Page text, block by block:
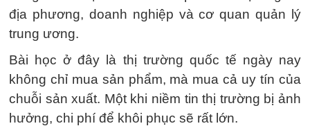
địa phương, doanh nghiệp và cơ quan quản lý
trung ương.
Bài học ở đây là thị trường quốc tế ngày nay
không chỉ mua sản phẩm, mà mua cả uy tín của
chuỗi sản xuất. Một khi niềm tin thị trường bị ảnh
hưởng, chi phí để khôi phục sẽ rất lớn.